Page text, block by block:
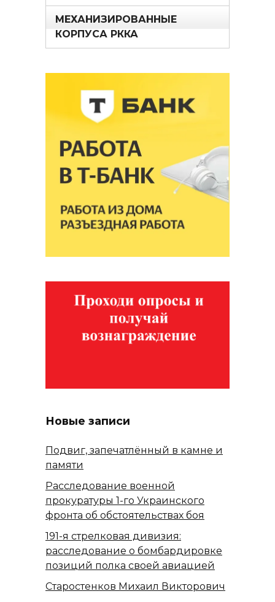
МЕХАНИЗИРОВАННЫЕ
КОРПУСА РККА
Новые записи
Подвиг, запечатлённый в камне и
памяти
Расследование военной
прокуратуры 1-го Украинского
фронта об обстоятельствах боя
191-я стрелковая дивизия:
расследование о бомбардировке
позиций полка своей авиацией
Старостенков Михаил Викторович